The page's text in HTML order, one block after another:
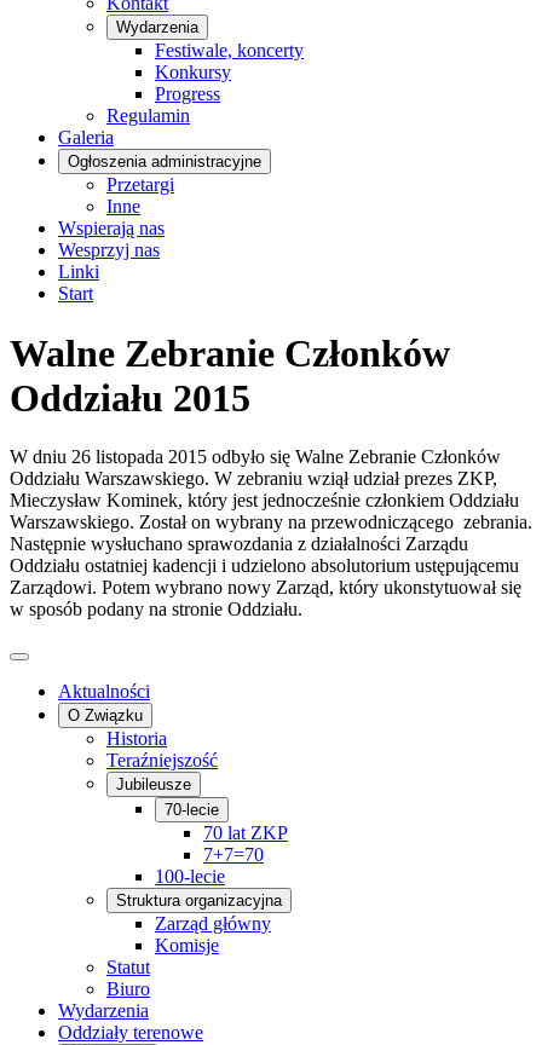
Wydarzenia
Festiwale, koncerty
Konkursy
Progress
Regulamin
Galeria
Ogłoszenia administracyjne
Przetargi
Inne
Wspierają nas
Wesprzyj nas
Linki
Start
Walne Zebranie Członków
Oddziału 2015
W dniu 26 listopada 2015 odbyło się Walne Zebranie Członków
Oddziału Warszawskiego. W zebraniu wziął udział prezes ZKP,
Mieczysław Kominek, który jest jednocześnie członkiem Oddziału
Warszawskiego. Został on wybrany na przewodniczącego zebrania.
Następnie wysłuchano sprawozdania z działalności Zarządu
Oddziału ostatniej kadencji i udzielono absolutorium ustępującemu
Zarządowi. Potem wybrano nowy Zarząd, który ukonstytuował się
w sposób podany na stronie Oddziału.
Aktualności
O Związku
Historia
Teraźniejszość
Jubileusze
70-lecie
70 lat ZKP
7+7=70
100-lecie
Struktura organizacyjna
Zarząd główny
Komisje
Statut
Biuro
Wydarzenia
Oddziały terenowe